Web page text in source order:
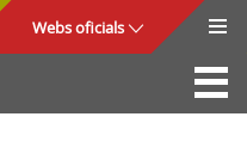
Webs oficials
La Seu